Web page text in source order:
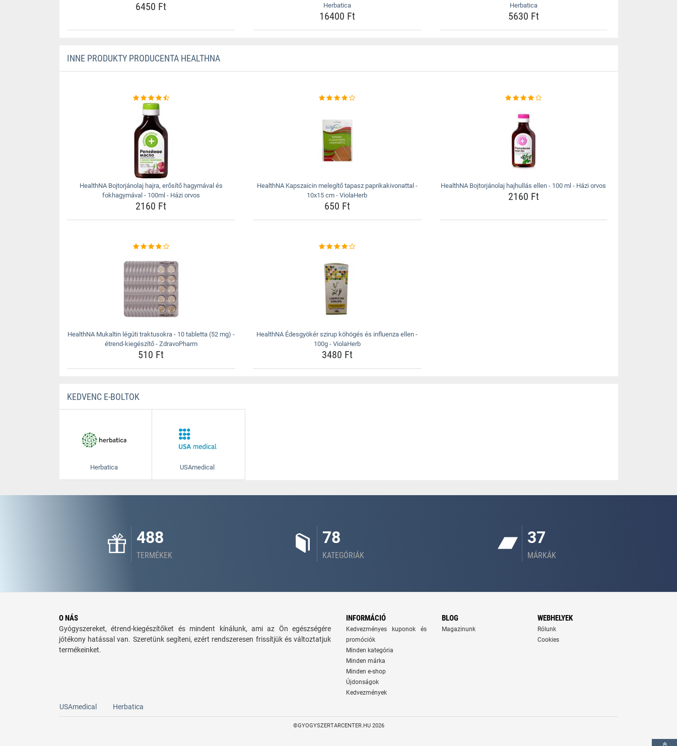
6450 Ft
Herbatica
16400 Ft
Herbatica
5630 Ft
INNE PRODUKTY PRODUCENTA HEALTHNA
HealthNA Bojtorjánolaj hajra, erősítő hagymával és
fokhagymával - 100ml - Házi orvos
2160 Ft
HealthNA Kapszaicin melegítő tapasz paprikakivonattal -
10x15 cm - ViolaHerb
650 Ft
HealthNA Bojtorjánolaj hajhullás ellen - 100 ml - Házi orvos
2160 Ft
HealthNA Mukaltin légúti traktusokra - 10 tabletta (52 mg) -
étrend-kiegészítő - ZdravoPharm
510 Ft
HealthNA Édesgyökér szirup köhögés és influenza ellen -
100g - ViolaHerb
3480 Ft
KEDVENC E-BOLTOK
Herbatica USAmedical
488
TERMÉKEK
78
KATEGÓRIÁK
37
MÁRKÁK
O NÁS
Gyógyszereket, étrend-kiegészítőket és mindent kínálunk, ami az Ön egészségére
jótékony hatással van. Szeretünk segíteni, ezért rendszeresen frissítjük és változtatjuk
termékeinket.
INFORMÁCIÓ
Kedvezményes kuponok és
promóciók
Minden kategória
Minden márka
Minden e-shop
Újdonságok
Kedvezmények
BLOG
Magazinunk
WEBHELYEK
Rólunk
Cookies
USAmedical Herbatica
©GYOGYSZERTARCENTER.HU 2026